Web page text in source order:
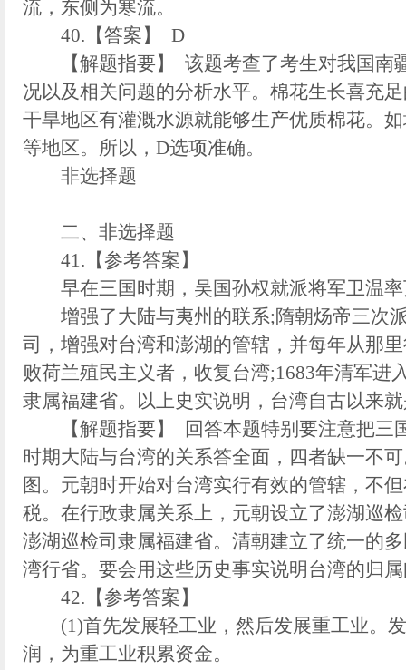
流，东侧为寒流。
40.【答案】 D
【解题指要】 该题考查了考生对我国南
况以及相关问题的分析水平。棉花生长喜充
干旱地区有灌溉水源就能够生产优质棉花。
等地区。所以，D选项准确。
非选择题
二、非选择题
41.【参考答案】
早在三国时期，吴国孙权就派将军卫温率
增强了大陆与夷州的联系;隋朝炀帝三次
司，增强对台湾和澎湖的管辖，并每年从那
败荷兰殖民主义者，收复台湾;1683年清军进
隶属福建省。以上史实说明，台湾自古以来
【解题指要】 回答本题特别要注意把三
时期大陆与台湾的关系答全面，四者缺一不
图。元朝时开始对台湾实行有效的管辖，不
税。在行政隶属关系上，元朝设立了澎湖巡
澎湖巡检司隶属福建省。清朝建立了统一的
湾行省。要会用这些历史事实说明台湾的归
42.【参考答案】
(1)首先发展轻工业，然后发展重工业。发
润，为重工业积累资金。